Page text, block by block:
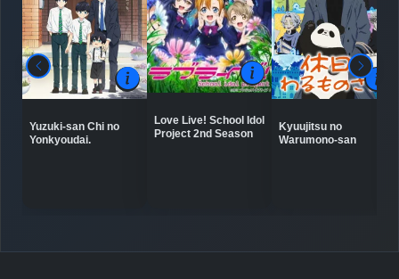
Bölüm No: 8 Detaylar İzle
Bölüm No: 9 Detaylar İzle
Bölüm No: 10 Detaylar İzle
Yuzuki-san Chi no
Yonkyoudai.
Love Live! School Idol
Project 2nd Season
Kyuujitsu no
Warumono-san